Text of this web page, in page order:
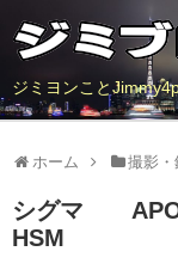
ジミヨンこと
ホーム 撮影
シグマ APO
HSM